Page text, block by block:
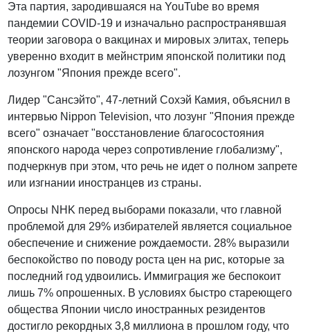
Эта партия, зародившаяся на YouTube во время
пандемии COVID-19 и изначально распространявшая
теории заговора о вакцинах и мировых элитах, теперь
уверенно входит в мейнстрим японской политики под
лозунгом "Япония прежде всего".
Лидер "Сансэйто", 47-летний Сохэй Камия, объяснил в
интервью Nippon Television, что лозунг "Япония прежде
всего" означает "восстановление благосостояния
японского народа через сопротивление глобализму",
подчеркнув при этом, что речь не идет о полном запрете
или изгнании иностранцев из страны.
Опросы NHK перед выборами показали, что главной
проблемой для 29% избирателей является социальное
обеспечение и снижение рождаемости. 28% выразили
беспокойство по поводу роста цен на рис, которые за
последний год удвоились. Иммиграция же беспокоит
лишь 7% опрошенных. В условиях быстро стареющего
общества Японии число иностранных резидентов
достигло рекордных 3,8 миллиона в прошлом году, что